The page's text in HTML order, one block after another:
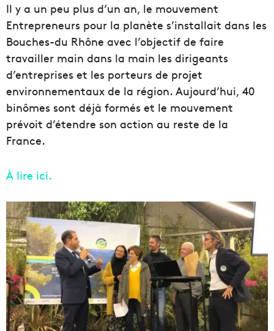
Il y a un peu plus d’un an, le mouvement
Entrepreneurs pour la planète s’installait dans les
Bouches-du Rhône avec l’objectif de faire
travailler main dans la main les dirigeants
d’entreprises et les porteurs de projet
environnementaux de la région. Aujourd’hui, 40
binômes sont déjà formés et le mouvement
prévoit d’étendre son action au reste de la
France.
À lire ici.